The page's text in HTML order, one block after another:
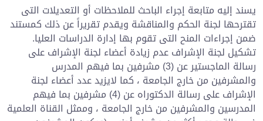
يسند إليه متابعة إجراء الباحث للملاحظات أو التعديلات التى
تقترحها لجنة الحكم والمناقشة ويقدم تقريراً عن ذلك كمستند
ضمن إجراءات المنح التى تقوم بها إدارة الدراسات العليا.
تشكيل لجنة الإشراف عدم زيادة أعضاء لجنة الإشراف على
رسالة الماجستير عن (3) مشرفين بما فيهم المدرس
والمشرفين من خارج الجامعة ، كما لايزيد عدد أعضاء لجنة
الإشراف على رسالة الدكتوراه عن (4) مشرفين بما فيهم
المدرسين والمشرفين من خارج الجامعة ، وممثل القناة العلمية